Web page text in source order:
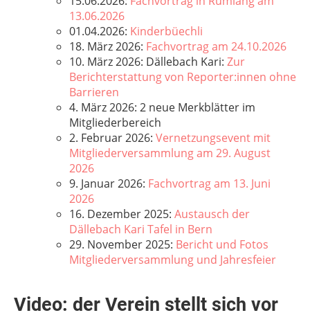
13.06.2026
01.04.2026: Kinderbüechli
18. März 2026: Fachvortrag am 24.10.2026
10. März 2026: Dällebach Kari: Zur
Berichterstattung von Reporter:innen ohne
Barrieren
4. März 2026: 2 neue Merkblätter im
Mitgliederbereich
2. Februar 2026: Vernetzungsevent mit
Mitgliederversammlung am 29. August
2026
9. Januar 2026: Fachvortrag am 13. Juni
2026
16. Dezember 2025: Austausch der
Dällebach Kari Tafel in Bern
29. November 2025: Bericht und Fotos
Mitgliederversammlung und Jahresfeier
Video: der Verein stellt sich vor